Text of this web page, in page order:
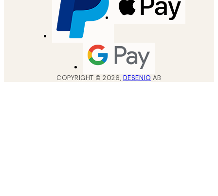
COPYRIGHT ©2026, DESENIO AB